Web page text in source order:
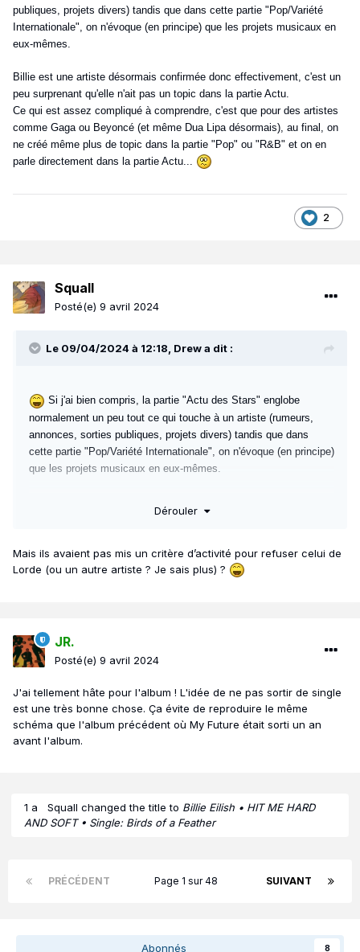
publiques, projets divers) tandis que dans cette partie "Pop/Variété
Internationale", on n'évoque (en principe) que les projets musicaux en
eux-mêmes.
Billie est une artiste désormais confirmée donc effectivement, c'est un
peu surprenant qu'elle n'ait pas un topic dans la partie Actu.
Ce qui est assez compliqué à comprendre, c'est que pour des artistes
comme Gaga ou Beyoncé (et même Dua Lipa désormais), au final, on
ne créé même plus de topic dans la partie "Pop" ou "R&B" et on en
parle directement dans la partie Actu...
2
Squall
Posté(e) 9 avril 2024
Le 09/04/2024 à 12:18, Drewa dit :
Si j'ai bien compris, la partie "Actu des Stars" englobe
normalement un peu tout ce qui touche à un artiste (rumeurs,
annonces, sorties publiques, projets divers) tandis que dans
cette partie "Pop/Variété Internationale", on n'évoque (en principe)
que les projets musicaux en eux-mêmes.
c'est un peu surprenant qu'elle n'ait pas un topic dans la partie
Ce qui est assez compliqué à comprendre, c'est que pour des
artistes comme Gaga ou Beyoncé (et même Dua Lipa
Dérouler
Mais ils avaient pas mis un critère d’activité pour refuser celui de
Lorde (ou un autre artiste ? Je sais plus) ?
JR.
Posté(e) 9 avril 2024
J'ai tellement hâte pour l'album ! L'idée de ne pas sortir de single
est une très bonne chose. Ça évite de reproduire le même
schéma que l'album précédent où My Future était sorti un an
avant l'album.
1 a Squall changed the title to Billie Eilish • HIT ME HARD
AND SOFT • Single: Birds of a Feather
PRÉCÉDENT SUIVANT
Page 1 sur 48
Abonnés 8